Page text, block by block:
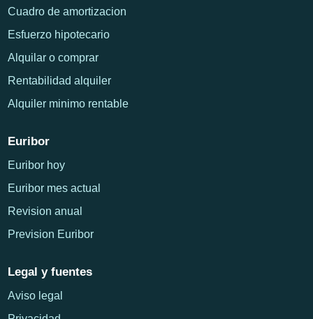
Cuadro de amortizacion
Esfuerzo hipotecario
Alquilar o comprar
Rentabilidad alquiler
Alquiler minimo rentable
Euribor
Euribor hoy
Euribor mes actual
Revision anual
Prevision Euribor
Legal y fuentes
Aviso legal